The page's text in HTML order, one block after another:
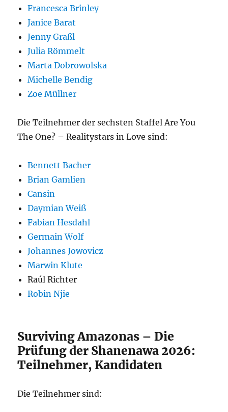
Francesca Brinley
Janice Barat
Jenny Graßl
Julia Römmelt
Marta Dobrowolska
Michelle Bendig
Zoe Müllner
Die Teilnehmer der sechsten Staffel Are You
The One? – Realitystars in Love sind:
Bennett Bacher
Brian Gamlien
Cansin
Daymian Weiß
Fabian Hesdahl
Germain Wolf
Johannes Jowovicz
Marwin Klute
Raúl Richter
Robin Njie
Surviving Amazonas – Die
Prüfung der Shanenawa 2026:
Teilnehmer, Kandidaten
Die Teilnehmer sind: